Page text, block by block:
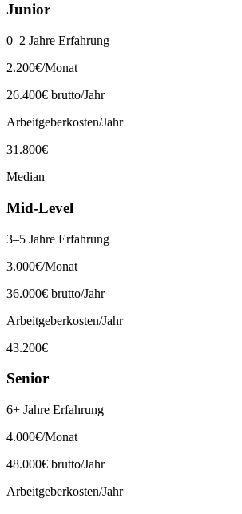
Junior
0–2 Jahre Erfahrung
2.200€/Monat
26.400€ brutto/Jahr
Arbeitgeberkosten/Jahr
31.800€
Median
Mid-Level
3–5 Jahre Erfahrung
3.000€/Monat
36.000€ brutto/Jahr
Arbeitgeberkosten/Jahr
43.200€
Senior
6+ Jahre Erfahrung
4.000€/Monat
48.000€ brutto/Jahr
Arbeitgeberkosten/Jahr